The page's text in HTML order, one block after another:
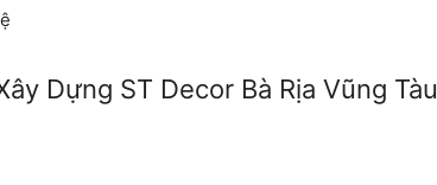
Dựng ST Decor Bà Rịa Vũng Tàu